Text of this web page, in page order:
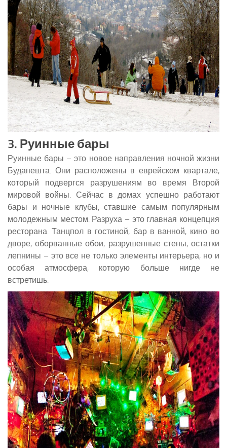
3. Руинные бары
Руинные бары – это новое направления ночной жизни
Будапешта. Они расположены в еврейском квартале,
который подвергся разрушениям во время Второй
мировой войны. Сейчас в домах успешно работают
бары и ночные клубы, ставшие самым популярным
молодежным местом. Разруха – это главная концепция
ресторана. Танцпол в гостиной, бар в ванной, кино во
дворе, оборванные обои, разрушенные стены, остатки
лепнины – это все не только элементы интерьера, но и
особая атмосфера, которую больше нигде не
встретишь.